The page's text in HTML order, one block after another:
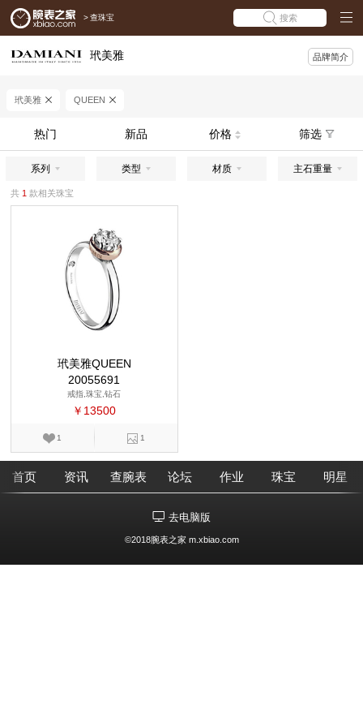
> 查珠宝 搜索
玳美雅 品牌简介
玳美雅 QUEEN
热门 新品 价格 筛选
系列 类型 材质 主石重量
共 1 款相关珠宝
玳美雅QUEEN
20055691
戒指,珠宝,钻石
￥13500
1 1
首页 资讯 查腕表 论坛 作业 珠宝 明星
去电脑版
©2018腕表之家 m.xbiao.com